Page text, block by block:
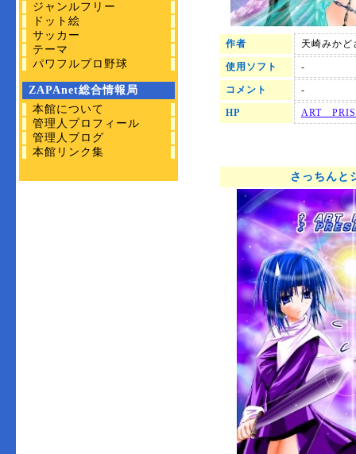
ジャンルフリー
ドット絵
サッカー
テーマ
パワフルプロ野球
ZAPAnet総合情報局
本館について
管理人プロフィール
管理人ブログ
本館リンク集
作者 天崎みかど
使用ソフト -
コメント -
HP ART
さっちんと